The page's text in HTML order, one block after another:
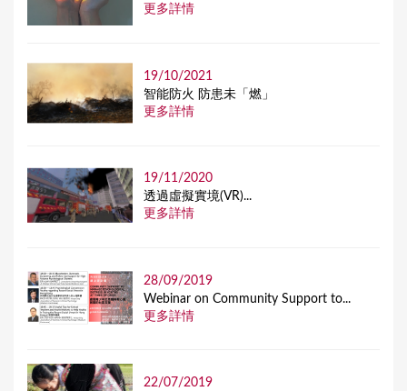
更多詳情
19/10/2021
智能防火 防患未「燃」
更多詳情
19/11/2020
透過虛擬實境(VR)...
更多詳情
28/09/2019
Webinar on Community Support to...
更多詳情
22/07/2019